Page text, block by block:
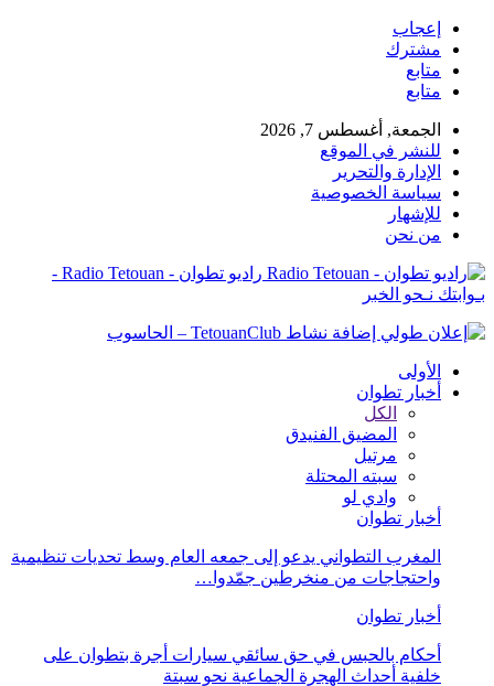
إعجاب
مشترك
متابع
متابع
الجمعة, أغسطس 7, 2026
للنشر في الموقع
الإدارة والتحرير
سياسة الخصوصية
للإشهار
من نحن
راديو تطوان - Radio Tetouan -
بـوابتك نـحو الخبر
الأولى
أخبار تطوان
الكل
المضيق الفنيدق
مرتيل
سبته المحتلة
وادي لو
أخبار تطوان
المغرب التطواني يدعو إلى جمعه العام وسط تحديات تنظيمية
واحتجاجات من منخرطين جمّدوا…
أخبار تطوان
أحكام بالحبس في حق سائقي سيارات أجرة بتطوان على
خلفية أحداث الهجرة الجماعية نحو سبتة